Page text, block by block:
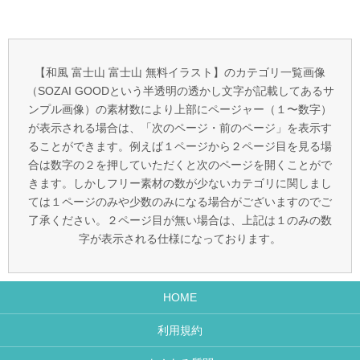
【和風 富士山 富士山 無料イラスト】のカテゴリ一覧画像
（SOZAI GOODという半透明の透かし文字が記載してあるサ
ンプル画像）の素材数により上部にページャー（１〜数字）
が表示される場合は、「次のページ・前のページ」を表示す
ることができます。例えば１ページから２ページ目を見る場
合は数字の２を押していただくと次のページを開くことがで
きます。しかしフリー素材の数が少ないカテゴリに関しまし
ては１ページのみや少数のみになる場合がございますのでご
了承ください。２ページ目が無い場合は、上記は１のみの数
字が表示される仕様になっております。
HOME
利用規約